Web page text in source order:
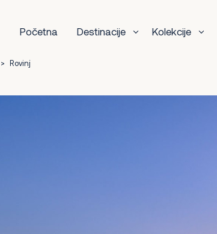
Početna Destinacije Kolekcije
> Rovinj